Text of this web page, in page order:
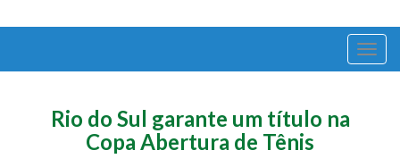
Rio do Sul garante um título na
Copa Abertura de Tênis